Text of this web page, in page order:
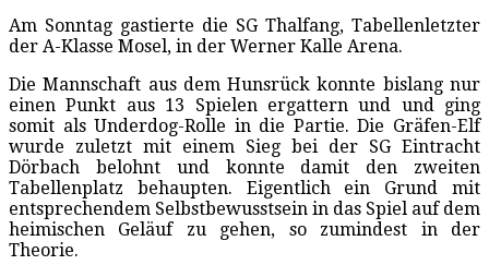
Am Sonntag gastierte die SG Thalfang, Tabellenletzter
der A-Klasse Mosel, in der Werner Kalle Arena.
Die Mannschaft aus dem Hunsrück konnte bislang nur
einen Punkt aus 13 Spielen ergattern und und ging
somit als Underdog-Rolle in die Partie. Die Gräfen-Elf
wurde zuletzt mit einem Sieg bei der SG Eintracht
Dörbach belohnt und konnte damit den zweiten
Tabellenplatz behaupten. Eigentlich ein Grund mit
entsprechendem Selbstbewusstsein in das Spiel auf dem
heimischen Geläuf zu gehen, so zumindest in der
Theorie.